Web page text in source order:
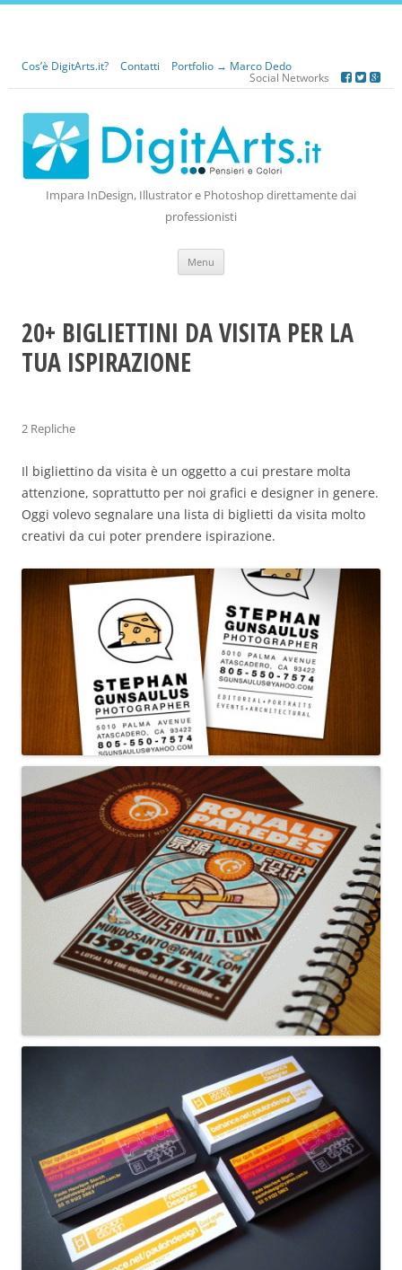
Cos’è DigitArts.it? Contatti
Portfolio → Marco Dedo
Social Networks
Impara InDesign, Illustrator e Photoshop direttamente dai
professionisti
Menu
20+ BIGLIETTINI DA VISITA PER LA
TUA ISPIRAZIONE
2 Repliche
Il bigliettino da visita è un oggetto a cui prestare molta
attenzione, soprattutto per noi grafici e designer in genere.
Oggi volevo segnalare una lista di biglietti da visita molto
creativi da cui poter prendere ispirazione.